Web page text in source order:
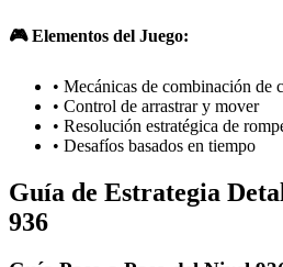
🎮 Elementos del Juego:
• Mecánicas de combinación de
• Control de arrastrar y mover
• Resolución estratégica de
• Desafíos basados en tiempo
Guía de Estrategia
936